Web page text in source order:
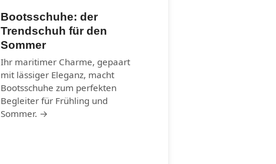
Bootsschuhe: der
Trendschuh für den
Sommer
Ihr maritimer Charme, gepaart
mit lässiger Eleganz, macht
Bootsschuhe zum perfekten
Begleiter für Frühling und
Sommer. →